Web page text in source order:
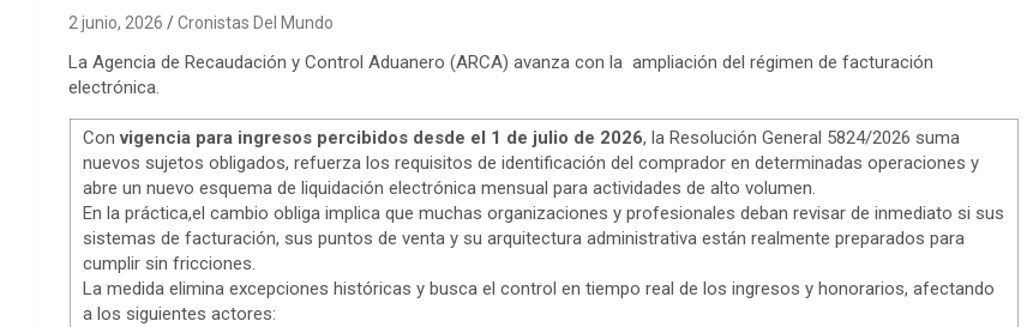
2 junio, 2026 Cronistas Del Mundo
La Agencia de Recaudación y Control Aduanero (ARCA) avanza con la ampliación del régimen de facturación
electrónica.
Convigencia para ingresos percibidos desde el 1 de julio de 2026, la Resolución General 5824/2026 suma
nuevos sujetos obligados, refuerza los requisitos de identificación del comprador en determinadas operaciones y
abre un nuevo esquema de liquidación electrónica mensual para actividades de alto volumen.
En la práctica,el cambio obliga implica que muchas organizaciones y profesionales deban revisar de inmediato si sus
sistemas de facturación, sus puntos de venta y su arquitectura administrativa están realmente preparados para
cumplir sin fricciones.
La medida elimina excepciones históricas y busca el control en tiempo real de los ingresos y honorarios, afectando
a los siguientes actores: